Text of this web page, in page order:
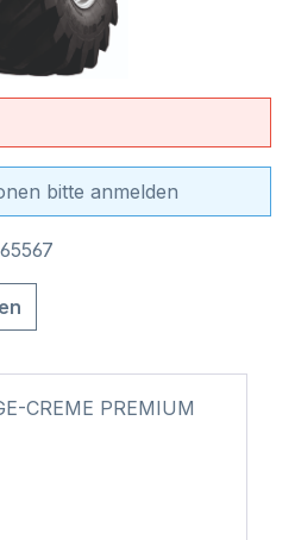
bitte anmelden